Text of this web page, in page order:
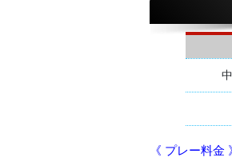
《 プレー料